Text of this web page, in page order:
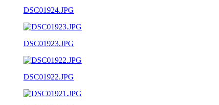
DSC01924.JPG
DSC01923.JPG
DSC01922.JPG